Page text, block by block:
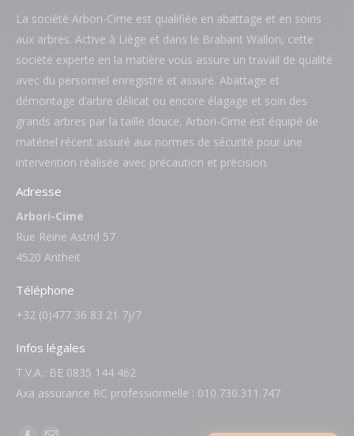
La société Arbori-Cime est qualifiée en abattage et en soins
aux arbres. Active à Liège et dans le Brabant Wallon, cette
société experte en la matière vous assure un travail de qualité
avec du personnel enregistré et assuré. Abattage et
démontage d’arbre délicat ou encore élagage et soin des
grands arbres par la taille douce, Arbori-Cime est équipé de
matériel récent assuré aux normes de sécurité pour une
intervention réalisée avec précaution et précision.
Adresse
Arbori-Cime
Rue Reine Astrid 57
4520 Antheit
Téléphone
+32 (0)477 36 83 21 7j/7
Infos légales
T.V.A.: BE 0835 144 462
Axa assurance RC professionnelle : 010.730.311.747
Trouvez nous sur :